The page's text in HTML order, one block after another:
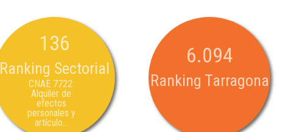
136
Ranking Sectorial
CNAE 7722:
Alquiler de
efectos
personales y
artículo...
6.094
Ranking Tarragona